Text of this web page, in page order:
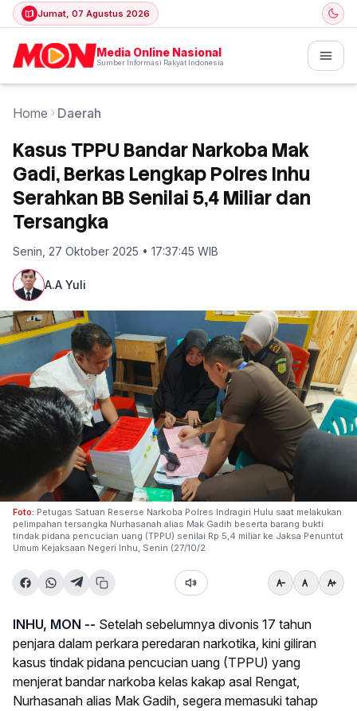
Jumat, 07 Agustus 2026
Media Online Nasional
Sumber Informasi Rakyat Indonesia
Home Daerah
Kasus TPPU Bandar Narkoba Mak
Gadi, Berkas Lengkap Polres Inhu
Serahkan BB Senilai 5,4 Miliar dan
Tersangka
Senin, 27 Oktober 2025 • 17:37:45 WIB
A.A Yuli
Foto: Petugas Satuan Reserse Narkoba Polres Indragiri Hulu saat melakukan
pelimpahan tersangka Nurhasanah alias Mak Gadih beserta barang bukti
tindak pidana pencucian uang (TPPU) senilai Rp 5,4 miliar ke Jaksa Penuntut
Umum Kejaksaan Negeri Inhu, Senin (27/10/2
INHU, MON -- Setelah sebelumnya divonis 17 tahun
penjara dalam perkara peredaran narkotika, kini giliran
kasus tindak pidana pencucian uang (TPPU) yang
menjerat bandar narkoba kelas kakap asal Rengat,
Nurhasanah alias Mak Gadih, segera memasuki tahap